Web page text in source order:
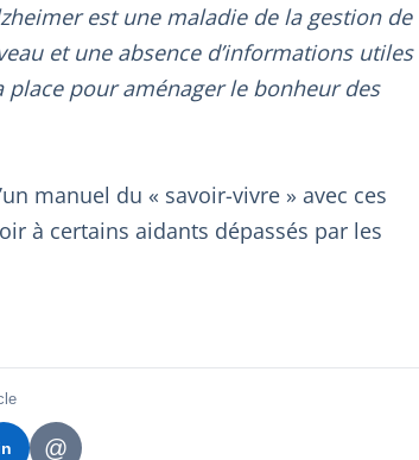
est une maladie de la gestion de
et une absence d’informations utiles
pour aménager le bonheur des
manuel du « savoir-vivre » avec ces
à certains aidants dépassés par les
@